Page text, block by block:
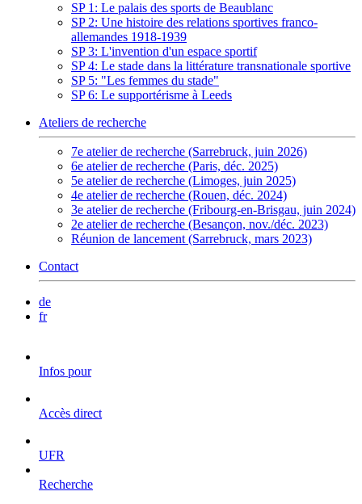
SP 1: Le palais des sports de Beaublanc
SP 2: Une histoire des relations sportives franco-
allemandes 1918-1939
SP 3: L'invention d'un espace sportif
SP 4: Le stade dans la littérature transnationale sportive
SP 5: "Les femmes du stade"
SP 6: Le supportérisme à Leeds
Ateliers de recherche
7e atelier de recherche (Sarrebruck, juin 2026)
6e atelier de recherche (Paris, déc. 2025)
5e atelier de recherche (Limoges, juin 2025)
4e atelier de recherche (Rouen, déc. 2024)
3e atelier de recherche (Fribourg-en-Brisgau, juin 2024)
2e atelier de recherche (Besançon, nov./déc. 2023)
Réunion de lancement (Sarrebruck, mars 2023)
Contact
de
fr
Infos pour
Accès direct
UFR
Recherche